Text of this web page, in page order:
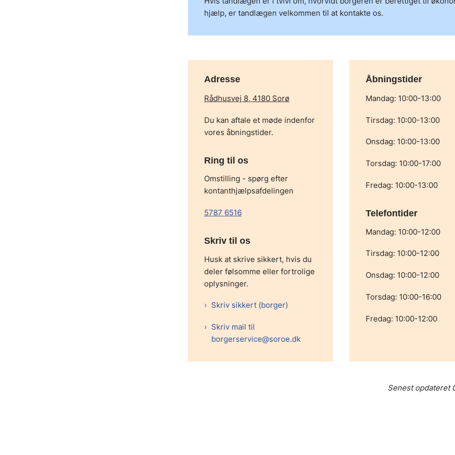
hjælp, er tandlægen velkommen til at kontakte os.
Adresse
Rådhusvej 8, 4180 Sorø
Du kan aftale et møde indenfor
vores åbningstider.
Ring til os
Omstilling - spørg efter
kontanthjælpsafdelingen
5787 6516
Skriv til os
Husk at skrive sikkert, hvis du
deler følsomme eller fortrolige
oplysninger.
Skriv sikkert (borger)
Skriv mail til
borgerservice@soroe.dk
Åbningstider
Mandag: 10:00-13:00
Tirsdag: 10:00-13:00
Onsdag: 10:00-13:00
Torsdag: 10:00-17:00
Fredag: 10:00-13:00
Telefontider
Mandag: 10:00-12:00
Tirsdag: 10:00-12:00
Onsdag: 10:00-12:00
Torsdag: 10:00-16:00
Fredag: 10:00-12:00
Senest opdateret